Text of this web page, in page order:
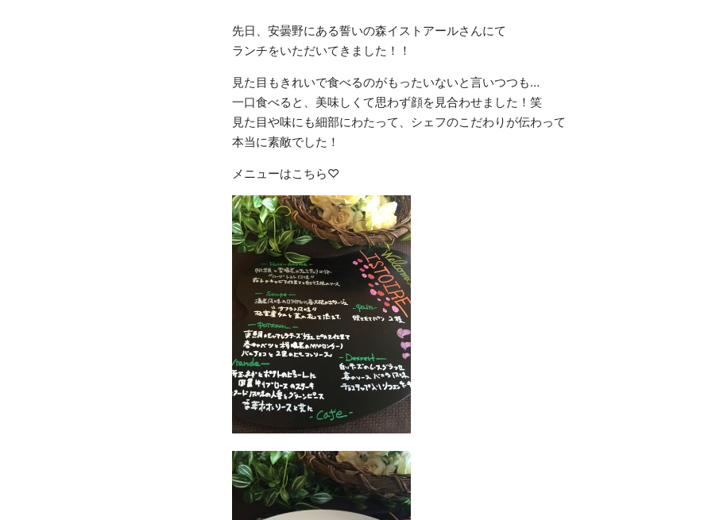
先日、安曇野にある誓いの森イストアールさんにて
ランチをいただいてきました！！
見た目もきれいで食べるのがもったいないと言いつつも…
一口食べると、美味しくて思わず顔を見合わせました！笑
見た目や味にも細部にわたって、シェフのこだわりが伝わって
本当に素敵でした！
メニューはこちら♡